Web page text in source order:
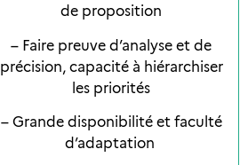
de proposition
– Faire preuve d’analyse et de
précision, capacité à hiérarchiser
les priorités
– Grande disponibilité et faculté
d’adaptation